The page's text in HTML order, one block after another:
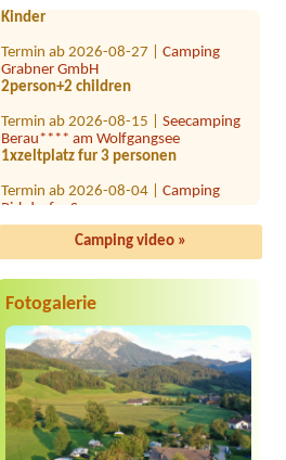
Termin ab 2026-08-27 |
Grabner GmbH
2person+2 children
Termin ab 2026-08-15 |
Berau**** am Wolfgangsee
1xzeltplatz fur 3 personen
Termin ab 2026-08-04 |Camping
Pirkdorfer See
Storchencamp Rust
1 Stellplatz für 1 Zelt und 3 Personen
Claudiasee
Termin ab 2026-07-21 |Sonnencamp
am Gösselsdorfer See
Termin ab 2026-07-29 |Seecamping
Wolfgangblick
1x zelt,2 x personen
Camping video »
Fotogalerie